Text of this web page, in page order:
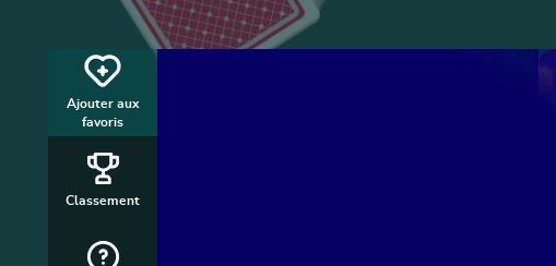
Ajouter aux
favoris
Classement